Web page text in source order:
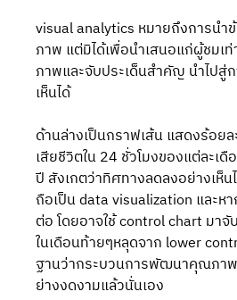
visual analytics หมายถึงการนำ
ภาพ แต่มิได้เพื่อนำเสนอแก่ผู้ชมเ
ภาพและจับประเด็นสำคัญ นำไปสู่
เห็นได้
ด้านล่างเป็นกราฟเส้น แสดงร้อ
เสียชีวิตใน 24 ชั่วโมงของแต่ละเ
ปี สังเกตว่าทิศทางลดลงอย่างเห็
ถือเป็น data visualization และห
ต่อ โดยอาจใช้ control chart มา
ในเดือนท้ายๆหลุดจาก lower
ฐานว่ากระบวนการพัฒนาคุณภา
ย่างงดงามแล้วนั่นเอง